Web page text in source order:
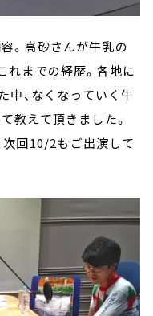
。高砂さんが牛乳の
れまでの経歴。各地に
中、なくなっていく牛
教えて頂きました。
次回10/2もご出演して